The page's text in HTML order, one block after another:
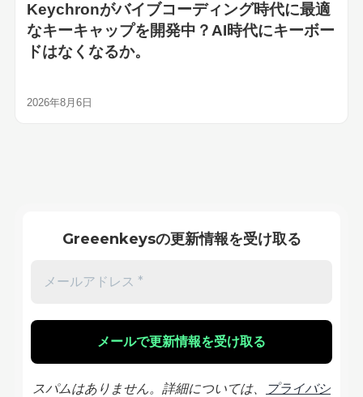
Keychronがバイブコーディング時代に最適
なキーキャップを開発中？AI時代にキーボー
ドはなくなるか。
2026年8月6日
Greeenkeysの更新情報を受け取る
スパムはありません。詳細については、
プライバシ